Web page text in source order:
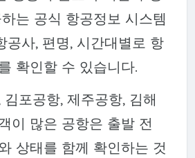
는 공식 항공정보 시스템
공사, 편명, 시간대별로 항
확인할 수 있습니다.
포공항, 제주공항, 김해
이 많은 공항은 출발 전
상태를 함께 확인하는 것